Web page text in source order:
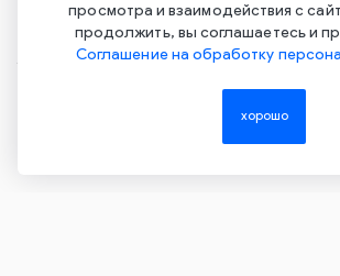
Copyright ©2015-2026. Завод Econex.
светотехнического оборудования. При
просмотра и взаимодействия с
продолжить, вы соглашаетесь и
Соглашение на обработку
хорошо